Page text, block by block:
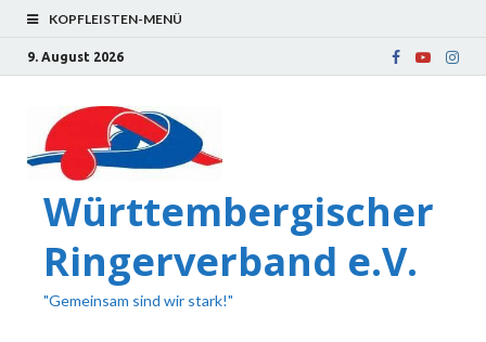
KOPFLEISTEN-MENÜ
9. August 2026
Württembergischer
Ringerverband e.V.
"Gemeinsam sind wir stark!"